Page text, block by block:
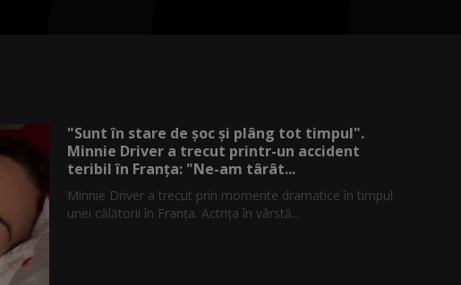
"Sunt în stare de șoc și plâng tot timpul".
Minnie Driver a trecut printr-un accident
teribil în Franța: "Ne-am târât...
Minnie Driver a trecut prin momente dramatice în timpul
unei călătorii în Franța. Actrița în vârstă...